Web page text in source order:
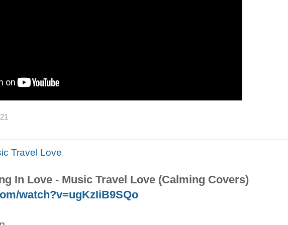
Travel Love
In Love - Music Travel Love (Calming Covers)
watch?v=ugKzIiB9SQo